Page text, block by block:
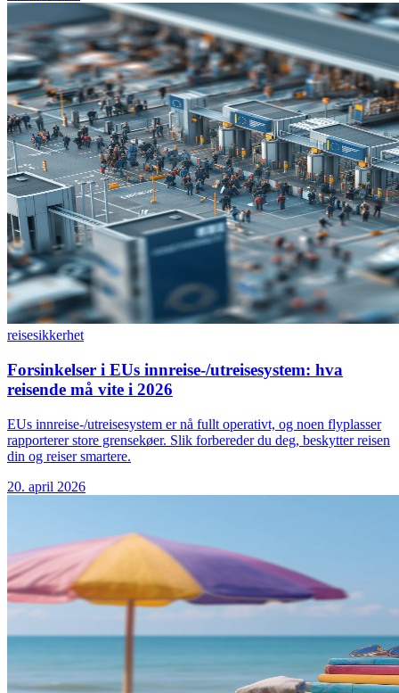
reisesikkerhet
Forsinkelser i EUs innreise-/utreisesystem: hva
reisende må vite i 2026
EUs innreise-/utreisesystem er nå fullt operativt, og noen flyplasser
rapporterer store grensekøer. Slik forbereder du deg, beskytter reisen
din og reiser smartere.
20. april 2026